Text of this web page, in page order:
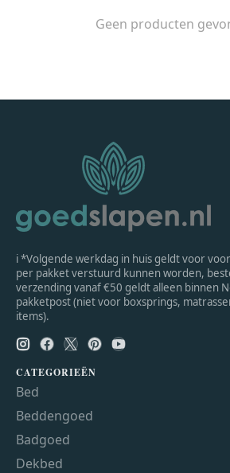
Geen producten
ℹ *Volgende werkdag in huis geldt voor
per pakket verstuurd kunnen worden,
verzending vanaf €50 geldt alleen binnen
pakketpost (niet voor boxsprings,
items).
CATEGORIEËN
Bed
Beddengoed
Badgoed
Dekbed